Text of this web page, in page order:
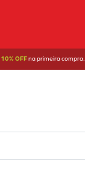
10% OFFna primeira compra.